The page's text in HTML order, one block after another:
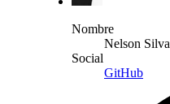
Nombre
Nelson Silva
Social
GitHub